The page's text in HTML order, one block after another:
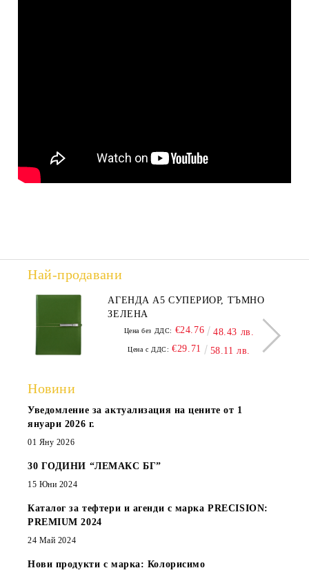
Най-продавани
АГЕНДА А5 СУПЕРИОР, ТЪМНО
ЗЕЛЕНА
Цена без ДДС: €24.76 48.43 лв.
Цена с ДДС: €29.71 58.11 лв.
Новини
Уведомление за актуализация на цените от 1
януари 2026 г.
01 Яну 2026
30 ГОДИНИ “ЛЕМАКС БГ”
15 Юни 2024
Каталог за тефтери и агенди с марка PRECISION:
PREMIUM 2024
24 Май 2024
Нови продукти с марка: Колорисимо